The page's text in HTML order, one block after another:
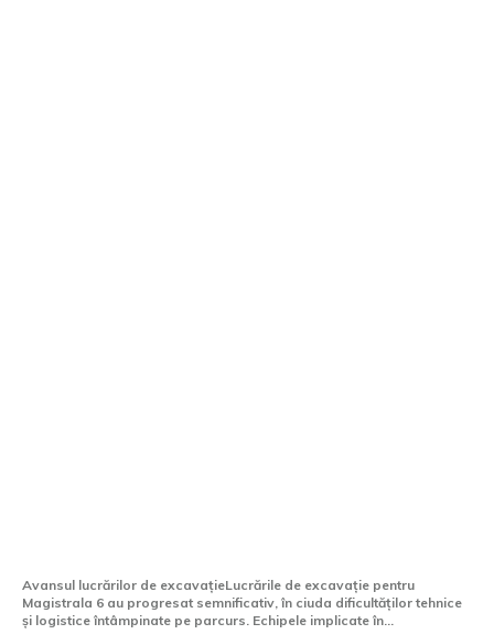
Avansul lucrărilor de excavațieLucrările de excavație pentru
Magistrala 6 au progresat semnificativ, în ciuda dificultăților tehnice
și logistice întâmpinate pe parcurs. Echipele implicate în...